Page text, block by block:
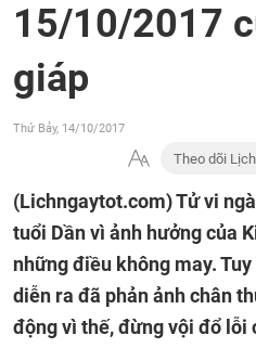
15/10/2017
giáp
Thứ Bảy, 14/10/2017
Theo dõi
(Lichngaytot.com)Tử vi
tuổi Dần vì ảnh hưởng của
những điều không may.
diễn ra đã phản ảnh chân
động vì thế, đừng vội đổ lỗi